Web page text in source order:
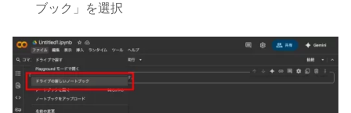
ブック」を選択